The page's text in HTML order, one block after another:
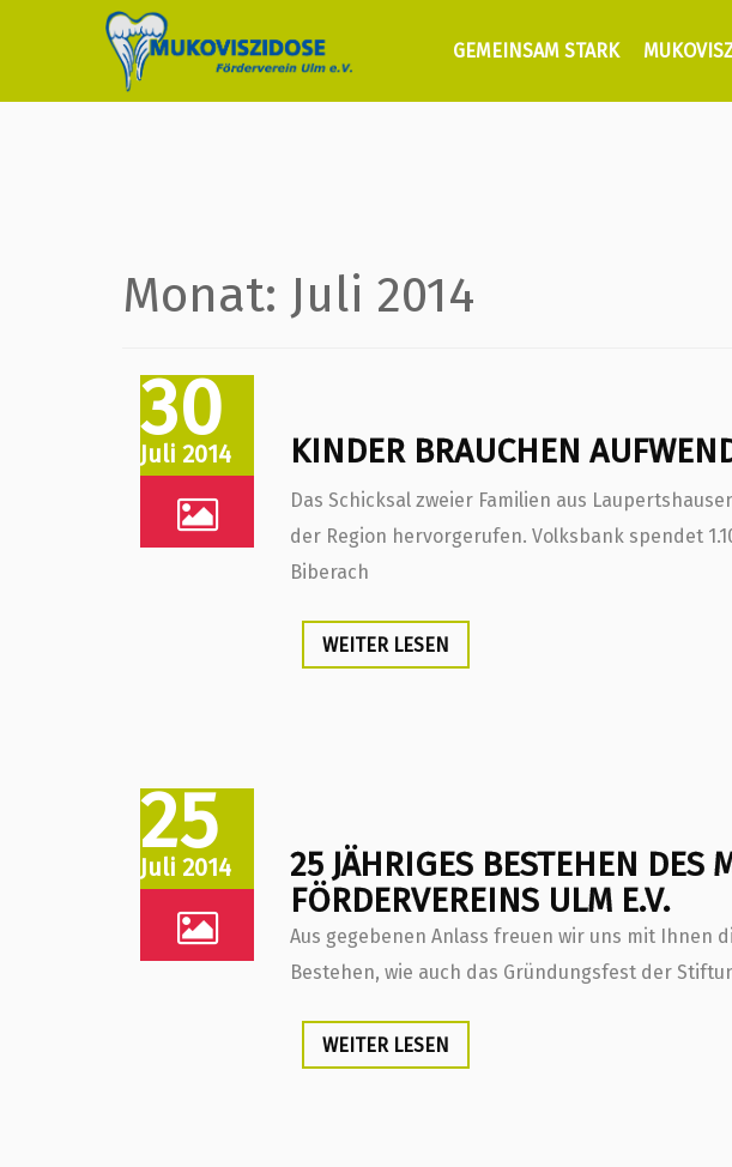
GEMEINSAM STARK
Monat: Juli 2014
30
Juli 2014 KINDER BRAUCHEN
Das Schicksal zweier Familien aus
der Region hervorgerufen. Volksbank spendet
Biberach
WEITER LESEN
25
Juli 2014
25 JÄHRIGES BESTEHEN DES
FÖRDERVEREINS ULM E.V.
Aus gegebenen Anlass freuen wir uns mit Ihnen
Bestehen, wie auch das Gründungsfest der
WEITER LESEN